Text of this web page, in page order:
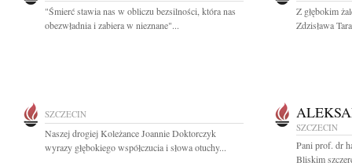
"Śmierć stawia nas w obliczu bezsilności, która nas
obezwładnia i zabiera w nieznane"...
Z głębokim
Zdzisława
SZCZECIN
Naszej drogiej Koleżance Joannie Doktorczyk
wyrazy głębokiego współczucia i słowa otuchy...
SZCZECIN
Pani prof. dr
Bliskim